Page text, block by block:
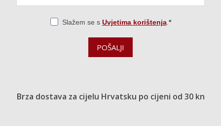
Slažem se s Uvjetima korištenja.
POŠALJI
Brza dostava za cijelu Hrvatsku po cijeni od 30 kn